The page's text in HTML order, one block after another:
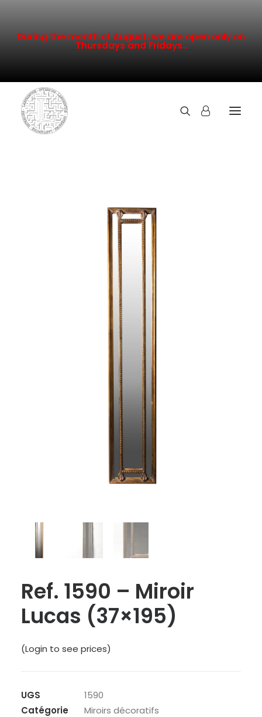
During the month of August, we are open only on
Thursdays and Fridays..
Ref. 1590 – Miroir
Lucas (37×195)
(Login to see prices)
UGS
1590
Catégorie
Miroirs décoratifs